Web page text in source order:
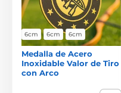
6cm 6cm 6cm
Medalla de Acero
Inoxidable Valor de Tiro
con Arco